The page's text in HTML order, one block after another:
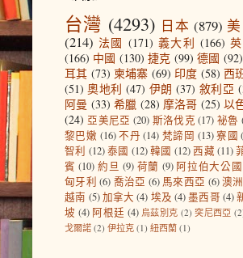
台灣 (4293) 日本 (879)
(214) 法國 (171) 義大利 (166)
(166) 中國 (130) 捷克 (99) 德國 (92)
耳其 (73) 柬埔寨 (69) 印度 (58) 西
(51) 奧地利 (47) 伊朗 (37) 敘利亞
阿曼 (33) 希臘 (28) 摩洛哥 (25) 以
(24) 亞美尼亞 (20) 斯洛伐克 (17) 祕魯
黎巴嫩 (16) 不丹 (14) 梵諦岡 (13) 寮國
智利 (12)泰國 (12)韓國 (12)西藏 (11)
賓 (10) 約旦 (9) 荷蘭 (9) 阿拉伯大公國
匈牙利 (6) 喬治亞 (6) 馬來西亞 (6)澳洲
越南 (5) 加拿大 (4) 埃及 (4)墨西哥 (4)
坡 (4) 阿根廷 (4) 烏茲別克 (2) 突尼西亞
戈爾諾 (2) 伊拉克 (1) 紐西蘭 (1)